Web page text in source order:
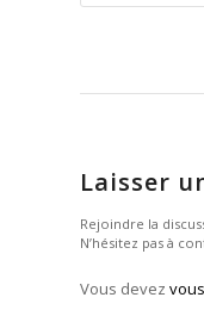
Laisser
Rejoindre la
N’hésitez pas à
Vous devez